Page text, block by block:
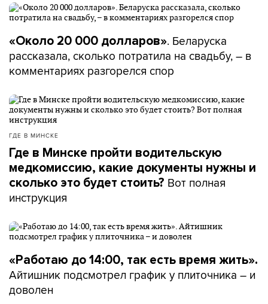
«Около 20 000 долларов». Беларуска
рассказала, сколько потратила на свадьбу, – в
комментариях разгорелся спор
ГДЕ В МИНСКЕ
Где в Минске пройти водительскую
медкомиссию, какие документы нужны и
сколько это будет стоить? Вот полная
инструкция
«Работаю до 14:00, так есть время жить».
Айтишник подсмотрел график у плиточника – и
доволен